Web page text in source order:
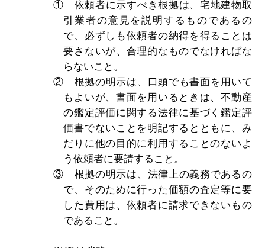
① 依頼者に示すべき根拠は、宅地建物取
引業者の意見を説明するものであるの
で、必ずしも依頼者の納得を得ることは
要さないが、合理的なものでなければな
らないこと。
② 根拠の明示は、口頭でも書面を用いて
もよいが、書面を用いるときは、不動産
の鑑定評価に関する法律に基づく鑑定評
価書でないことを明記するとともに、み
だりに他の目的に利用することのないよ
う依頼者に要請すること。
③ 根拠の明示は、法律上の義務であるの
で、そのために行った価額の査定等に要
した費用は、依頼者に請求できないもの
であること。